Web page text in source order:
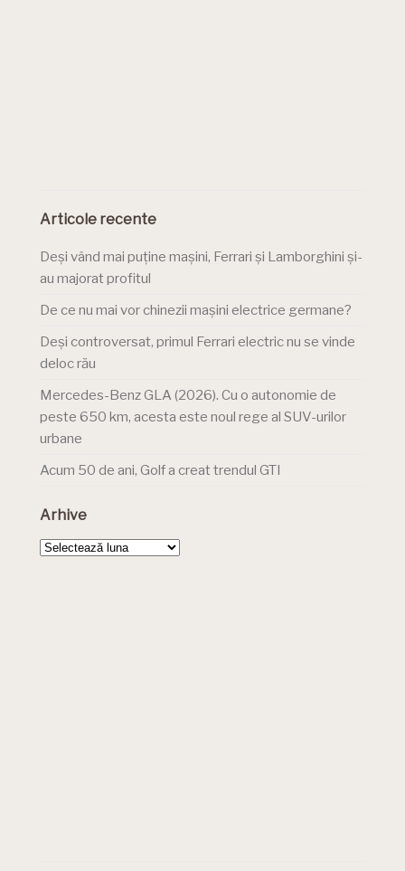
Articole recente
Deși vând mai puține mașini, Ferrari și Lamborghini și-
au majorat profitul
De ce nu mai vor chinezii mașini electrice germane?
Deși controversat, primul Ferrari electric nu se vinde
deloc rău
Mercedes-Benz GLA (2026). Cu o autonomie de
peste 650 km, acesta este noul rege al SUV-urilor
urbane
Acum 50 de ani, Golf a creat trendul GTI
Arhive
Arhive